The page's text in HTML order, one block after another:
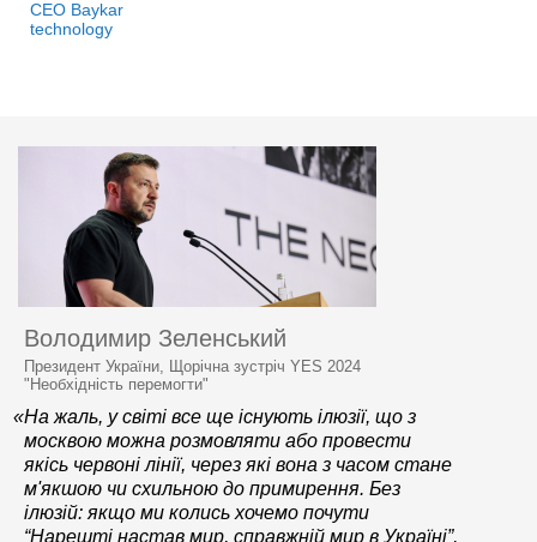
CEO Baykar
technology
Володимир Зеленський
Президент України, Щорічна зустріч YES 2024
"Необхідність перемогти"
«На жаль, у світі все ще існують ілюзії, що з
москвою можна розмовляти або провести
якісь червоні лінії, через які вона з часом стане
м'якшою чи схильною до примирення. Без
ілюзій: якщо ми колись хочемо почути
“Нарешті настав мир, справжній мир в Україні”,